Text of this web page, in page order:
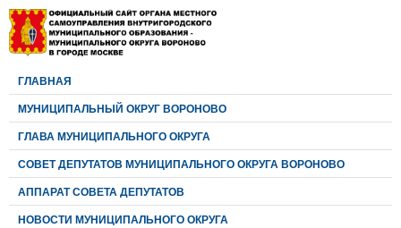
ГЛАВНАЯ
МУНИЦИПАЛЬНЫЙ ОКРУГ ВОРОНОВО
ГЛАВА МУНИЦИПАЛЬНОГО ОКРУГА
CОВЕТ ДЕПУТАТОВ МУНИЦИПАЛЬНОГО ОКРУГА ВОРОНОВО
АППАРАТ СОВЕТА ДЕПУТАТОВ
НОВОСТИ МУНИЦИПАЛЬНОГО ОКРУГА